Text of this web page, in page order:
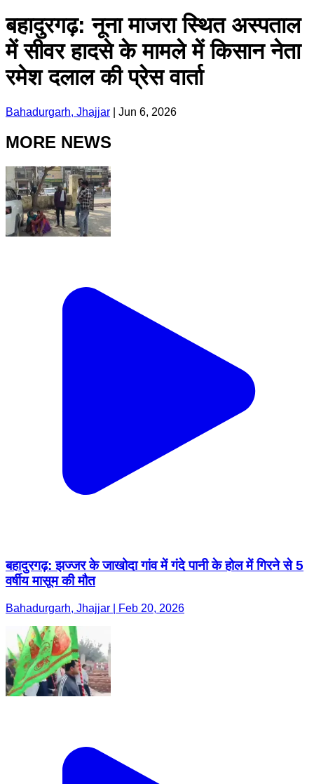
बहादुरगढ़: नूना माजरा स्थित अस्पताल
में सीवर हादसे के मामले में किसान नेता
रमेश दलाल की प्रेस वार्ता
Bahadurgarh, Jhajjar Jun 6, 2026
MORE NEWS
बहादुरगढ़: झज्जर के जाखोदा गांव में गंदे पानी के होल में गिरने से 5
वर्षीय मासूम की मौत
Bahadurgarh, Jhajjar | Feb 20, 2026